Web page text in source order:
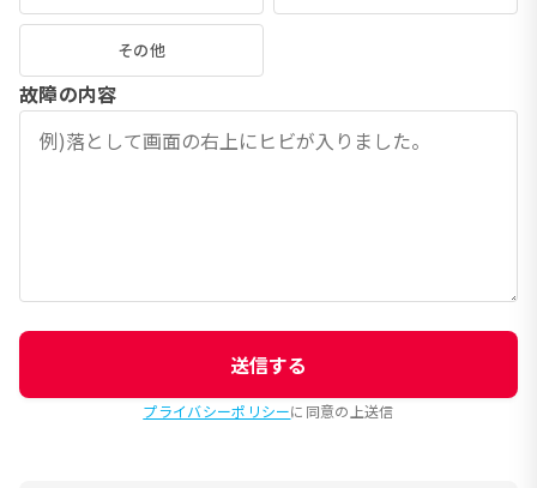
その他
故障の内容
送信する
プライバシーポリシーに同意の上送信